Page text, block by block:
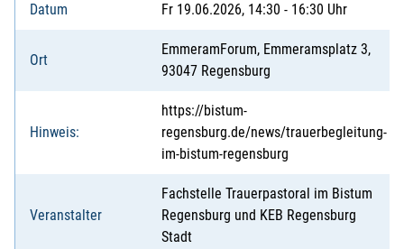
Datum Fr 19.06.2026, 14:30 - 16:30 Uhr
Ort
EmmeramForum, Emmeramsplatz 3,
93047 Regensburg
Hinweis:
https://bistum-
regensburg.de/news/trauerbegleitung-
im-bistum-regensburg
Veranstalter
Fachstelle Trauerpastoral im Bistum
Regensburg und KEB Regensburg
Stadt